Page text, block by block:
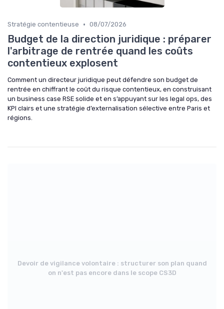
Stratégie contentieuse • 08/07/2026
Budget de la direction juridique : préparer
l'arbitrage de rentrée quand les coûts
contentieux explosent
Comment un directeur juridique peut défendre son budget de
rentrée en chiffrant le coût du risque contentieux, en construisant
un business case RSE solide et en s’appuyant sur les legal ops, des
KPI clairs et une stratégie d’externalisation sélective entre Paris et
régions.
Devoir de vigilance volontaire : structurer son plan quand
on n'est pas encore dans le scope CS3D